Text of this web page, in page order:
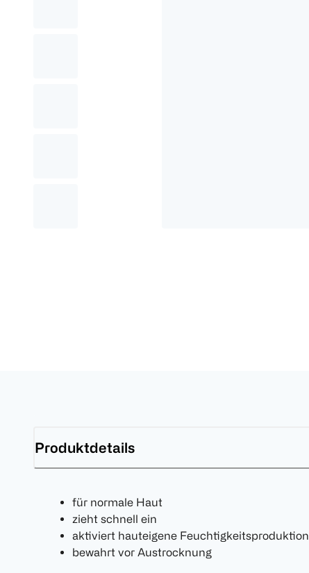
Produktdetails
für normale Haut
zieht schnell ein
aktiviert hauteigene Feuchtigkeitsproduktion
bewahrt vor Austrocknung